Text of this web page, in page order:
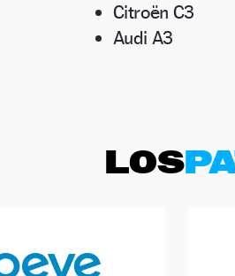
Citroën C3
Audi A3
LOS